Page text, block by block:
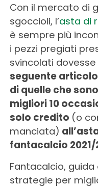
Con il mercato di
sgoccioli, l’asta di
è sempre più
i pezzi pregiati
svincolati
seguente
di quelle che
migliori 10
solo credito (o
manciata)
fantacalcio 2021/
Fantacalcio, guida
strategie per